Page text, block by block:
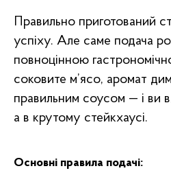
Правильно приготований
успіху. Але саме подача
повноцінною
соковите м’ясо, аромат
правильним соусом — і ви
а в крутому стейкхаусі.
Основні правила подачі: